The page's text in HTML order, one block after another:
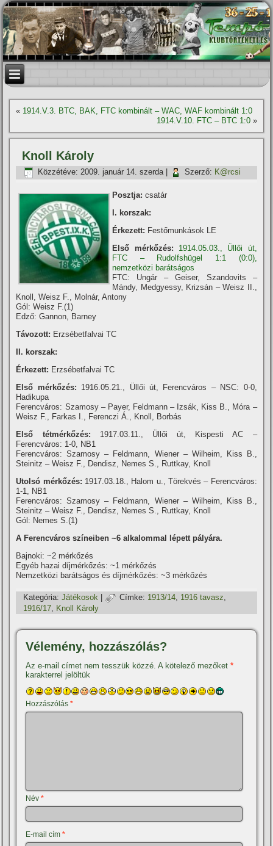
« 1914.V.3. BTC, BAK, FTC kombinált – WAC, WAF kombinált 1:0
1914.V.10. FTC – BTC 1:0»
Knoll Károly
Közzétéve: 2009. január 14. szerda| Szerző: K@rcsi
Posztja: csatár
I. korszak:
Érkezett: Festőmunkások LE
Első mérkőzés: 1914.05.03., Üllői út,
FTC – Rudolfshügel 1:1 (0:0),
nemzetközi barátságos
FTC: Ungár – Geiser, Szandovits –
Mándy, Medgyessy, Krizsán – Weisz II.,
Knoll, Weisz F., Molnár, Antony
Gól: Weisz F.(1)
Edző: Gannon, Barney
Távozott: Erzsébetfalvai TC
II. korszak:
Érkezett: Erzsébetfalvai TC
Első mérkőzés: 1916.05.21., Üllői út, Ferencváros – NSC: 0-0,
Hadikupa
Ferencváros: Szamosy – Payer, Feldmann – Izsák, Kiss B., Móra –
Weisz F., Farkas I., Ferenczi Á., Knoll, Borbás
Első tétmérkőzés: 1917.03.11., Üllői út, Kispesti AC –
Ferencváros: 1-0, NB1
Ferencváros: Szamosy – Feldmann, Wiener – Wilheim, Kiss B.,
Steinitz – Weisz F., Dendisz, Nemes S., Ruttkay, Knoll
Utolsó mérkőzés: 1917.03.18., Halom u., Törekvés – Ferencváros:
1-1, NB1
Ferencváros: Szamosy – Feldmann, Wiener – Wilheim, Kiss B.,
Steinitz – Weisz F., Dendisz, Nemes S., Ruttkay, Knoll
Gól: Nemes S.(1)
A Ferencváros szí­neiben ~6 alkalommal lépett pályára.
Bajnoki: ~2 mérkőzés
Egyéb hazai dí­jmérkőzés: ~1 mérkőzés
Nemzetközi barátságos és dí­jmérkőzés: ~3 mérkőzés
Kategória: Játékosok | Címke: 1913/14, 1916 tavasz,
1916/17, Knoll Károly
Vélemény, hozzászólás?
Az e-mail címet nem tesszük közzé. A kötelező mezőket*
karakterrel jelöltük
Hozzászólás*
Név*
E-mail cím*